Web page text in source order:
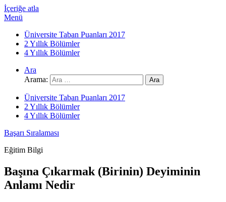
İçeriğe atla
Menü
Üniversite Taban Puanları 2017
2 Yıllık Bölümler
4 Yıllık Bölümler
Ara
Arama:
Üniversite Taban Puanları 2017
2 Yıllık Bölümler
4 Yıllık Bölümler
Başarı Sıralaması
Eğitim Bilgi
Başına Çıkarmak (Birinin) Deyiminin
Anlamı Nedir